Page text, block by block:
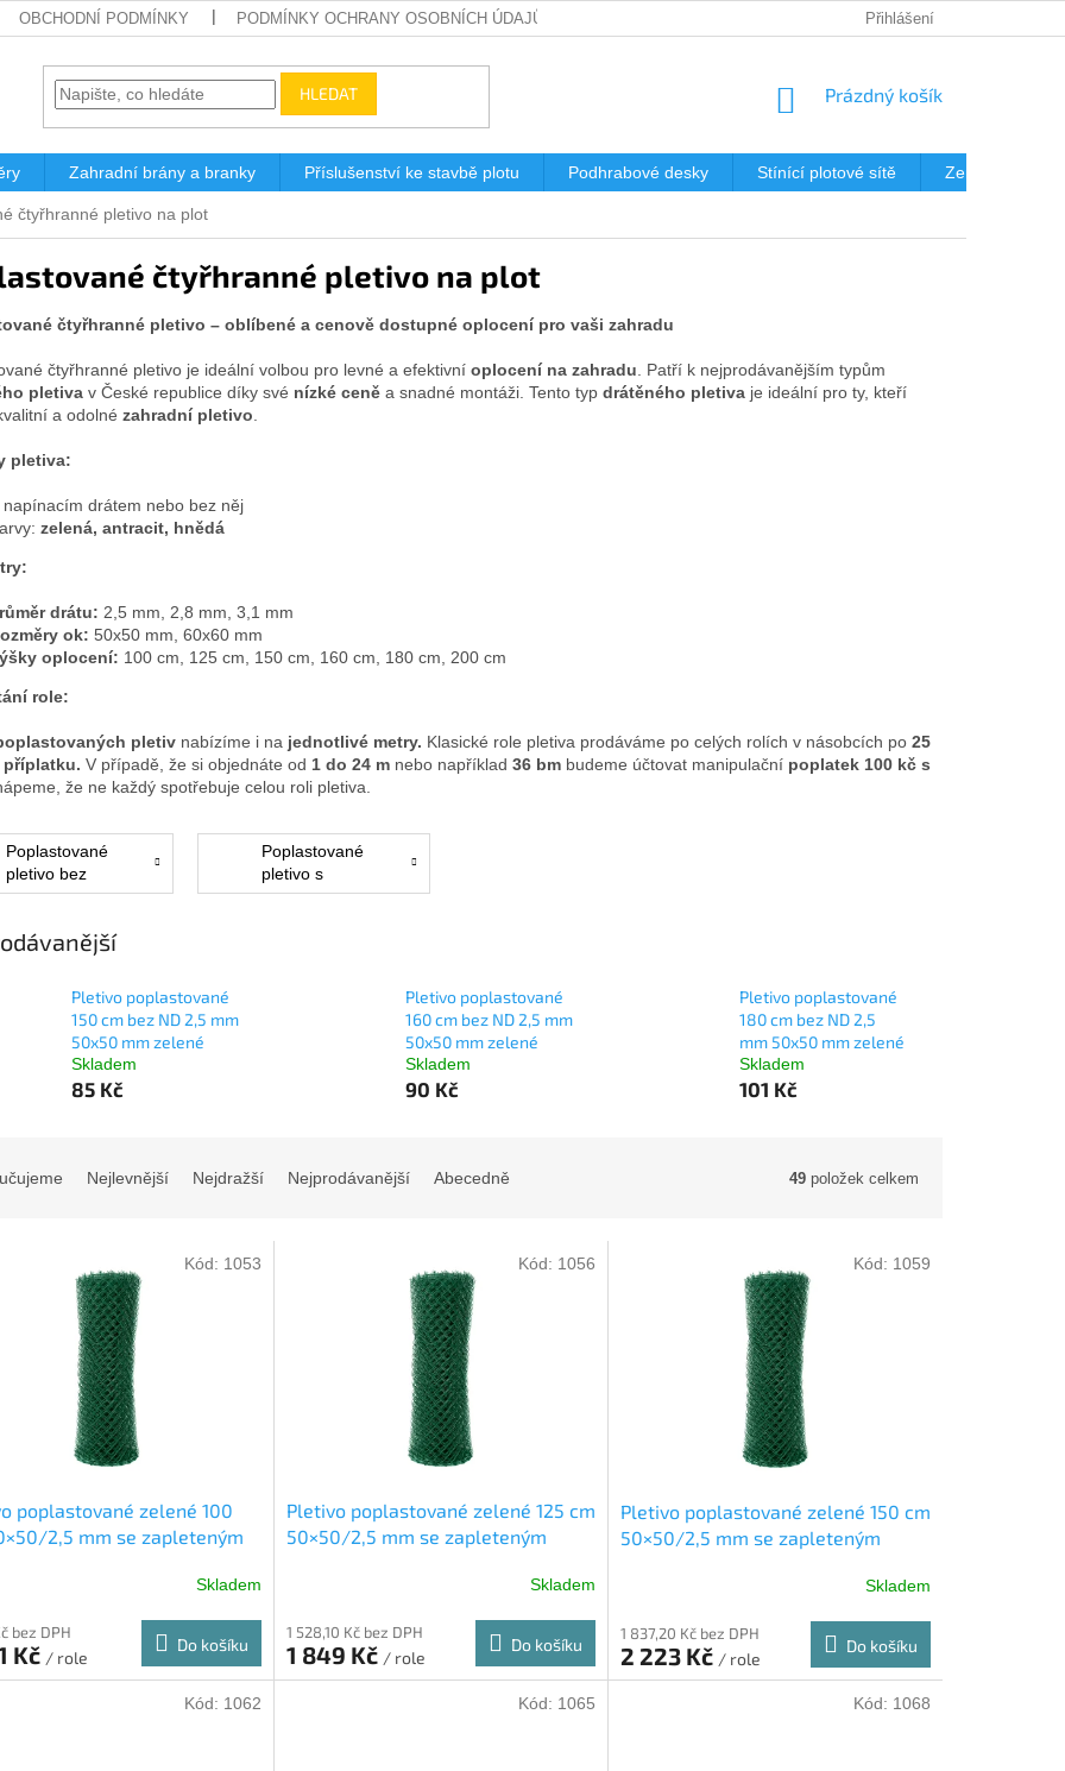
OBCHODNÍ PODMÍNKY PODMÍNKY OCHRANY OSOBNÍCH ÚDAJŮ MONTÁŽ
Přihlášení
HLEDAT
NÁKUPNÍ
Prázdný košík
Zahradní brány a branky Příslušenství ke stavbě plotu Podhrabové desky Stínící plotové sítě Zemní vruty
čtyřhranné pletivo na plot
čtyřhranné pletivo na plot
čtyřhranné pletivo – oblíbené a cenově dostupné oplocení pro vaši zahradu
čtyřhranné pletivo je ideální volbou pro levné a efektivní oplocení na zahradu . Patří k nejprodávanějším typům
pletiva v České republice díky své nízké ceně a snadné montáži. Tento typ drátěného pletiva je ideální pro ty, kteří
a odolné zahradní pletivo
pletiva:
napínacím drátem nebo bez něj
zelená, antracit, hnědá
drátu: 2,5 mm, 2,8 mm, 3,1 mm
ok: 50x50 mm, 60x60 mm
oplocení: 100 cm, 125 cm, 150 cm, 160 cm, 180 cm, 200 cm
role:
pletiv nabízíme i na jednotlivé metry. Klasické role pletiva prodáváme po celých rolích v násobcích po 25
příplatku. V případě, že si objednáte od 1 do 24 m nebo například 36 bm budeme účtovat manipulační poplatek 100 kč s
že ne každý spotřebuje celou roli pletiva.
Poplastované
pletivo bez
napínacího
Poplastované
pletivo s
napínacím
Pletivo poplastované
150 cm bez ND 2,5 mm
50x50 mm zelené
Skladem
85 Kč
Pletivo poplastované
160 cm bez ND 2,5 mm
50x50 mm zelené
Skladem
90 Kč
Pletivo poplastované
180 cm bez ND 2,5
mm 50x50 mm zelené
Skladem
101 Kč
Nejlevnější Nejdražší Nejprodávanější Abecedně 49 položek celkem
poplastované zelené 100
2,5 mm se zapleteným
Skladem
bez DPH
Kč / role
Do košíku
Kód: 1053
Pletivo poplastované zelené 125 cm
50×50/2,5 mm se zapleteným
Skladem
1 528,10 Kč bez DPH
1 849 Kč / role
Do košíku
Kód: 1056
Pletivo poplastované zelené 150 cm
50×50/2,5 mm se zapleteným
Skladem
1 837,20 Kč bez DPH
2 223 Kč / role
Do košíku
Kód: 1059
Kód: 1062 Kód: 1065 Kód: 1068